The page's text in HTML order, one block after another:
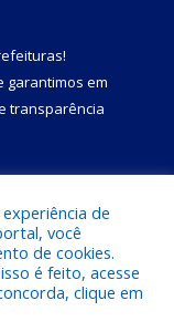
!
garantimos em
transparência
de Primavera.
de
você
de cookies.
é feito, acesse
clique em